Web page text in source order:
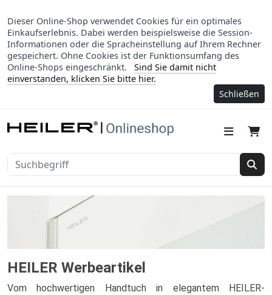
Dieser Online-Shop verwendet Cookies für ein optimales
Einkaufserlebnis. Dabei werden beispielsweise die Session-
Informationen oder die Spracheinstellung auf Ihrem Rechner
gespeichert. Ohne Cookies ist der Funktionsumfang des
Online-Shops eingeschränkt.
Sind Sie damit nicht
einverstanden, klicken Sie bitte hier.
Schließen
HEILER Werbeartikel
Vom hochwertigen Handtuch in elegantem HEILER-